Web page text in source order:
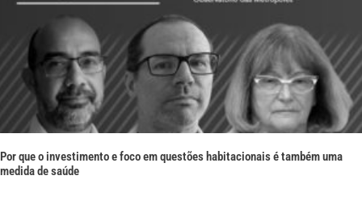
Por que o investimento e foco em questões habitacionais é também uma
medida de saúde